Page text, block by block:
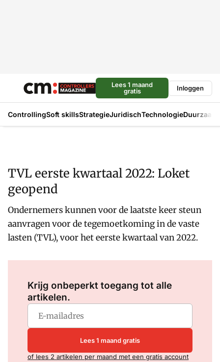
Lees 1 maand
gratis
Inloggen
ControllingSoft skillsStrategieJuridischTechnologie
TVL eerste kwartaal 2022: Loket
geopend
Ondernemers kunnen voor de laatste keer steun
aanvragen voor de tegemoetkoming in de vaste
lasten (TVL), voor het eerste kwartaal van 2022.
Krijg onbeperkt toegang tot alle
artikelen.
Lees 1 maand gratis
of lees 2 artikelen per maand met een gratis account